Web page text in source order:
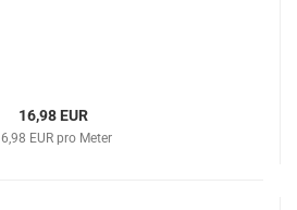
16,98 EUR
EUR pro Meter